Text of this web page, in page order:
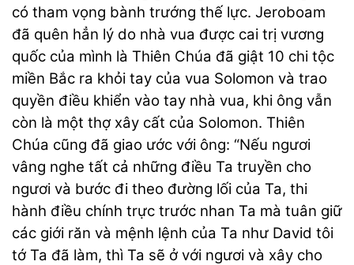
có tham vọng bành trướng thế lực. Jeroboam
đã quên hẳn lý do nhà vua được cai trị vương
quốc của mình là Thiên Chúa đã giật 10 chi tộc
miền Bắc ra khỏi tay của vua Solomon và trao
quyền điều khiển vào tay nhà vua, khi ông vẫn
còn là một thợ xây cất của Solomon. Thiên
Chúa cũng đã giao ước với ông: “Nếu ngươi
vâng nghe tất cả những điều Ta truyền cho
ngươi và bước đi theo đường lối của Ta, thi
hành điều chính trực trước nhan Ta mà tuân giữ
các giới răn và mệnh lệnh của Ta như David tôi
tớ Ta đã làm, thì Ta sẽ ở với ngươi và xây cho